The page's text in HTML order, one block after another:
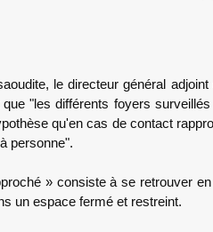
le directeur général
"les différents foyers
qu'en cas de contact
personne".
» consiste à se retrouver
un espace fermé et restreint.